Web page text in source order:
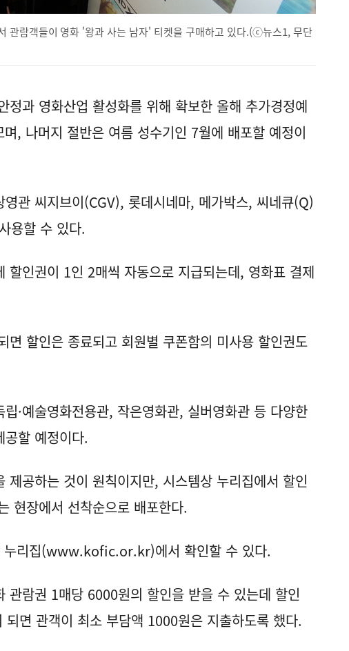
관람객들이 영화 '왕과 사는 남자' 티켓을 구매하고 있다.(ⓒ뉴스1, 무단
정과 영화산업 활성화를 위해 확보한 올해 추가경정예
, 나머지 절반은 여름 성수기인 7월에 배포할 예정이
관 씨지브이(CGV), 롯데시네마, 메가박스, 씨네큐(Q)
용할 수 있다.
할인권이 1인 2매씩 자동으로 지급되는데, 영화표 결제
면 할인은 종료되고 회원별 쿠폰함의 미사용 할인권도
·예술영화전용관, 작은영화관, 실버영화관 등 다양한
할 예정이다.
제공하는 것이 원칙이지만, 시스템상 누리집에서 할인
현장에서 선착순으로 배포한다.
리집(www.kofic.or.kr)에서 확인할 수 있다.
관람권 1매당 6000원의 할인을 받을 수 있는데 할인
면 관객이 최소 부담액 1000원은 지출하도록 했다.